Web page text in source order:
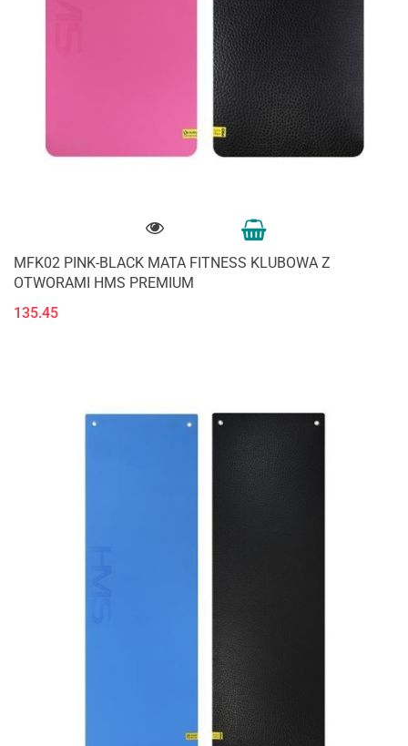
MFK02 PINK-BLACK MATA FITNESS KLUBOWA Z
OTWORAMI HMS PREMIUM
135.45